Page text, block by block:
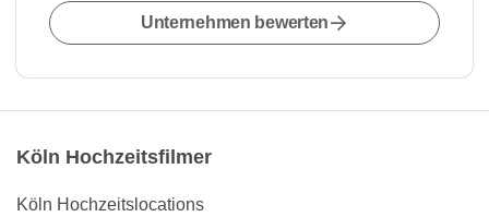
Unternehmen bewerten
Köln Hochzeitsfilmer
Köln Hochzeitslocations